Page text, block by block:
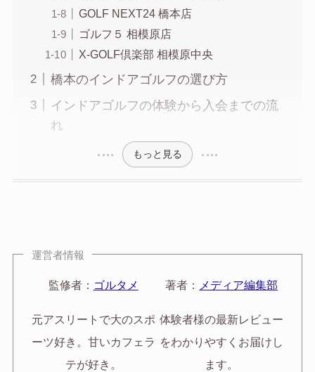
GOLF NEXT24 橋本店
ゴルフ５ 相模原店
X-GOLF倶楽部 相模原中央
橋本のインドアゴルフの選び方
インドアゴルフの体験から入会までの流
れ
もっと見る
運営者情報
監修者： ゴルタメ
元アスリートで大のスポ
ーツ好き。甘いカフェラ
テが好き。
著者： メディア編集部
体験者様の最新レビュー
をわかりやすくお届けし
ます。